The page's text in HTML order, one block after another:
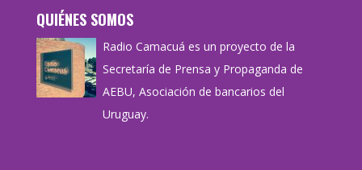
QUIÉNES SOMOS
Radio Camacuá es un proyecto de la
Secretaría de Prensa y Propaganda de
AEBU, Asociación de bancarios del
Uruguay.